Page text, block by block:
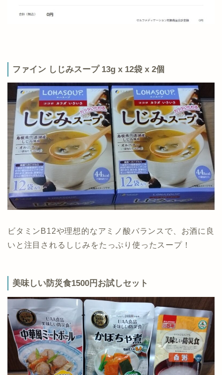
ファイン しじみスープ 13g x 12袋 x 2個
ビタミンB12や理想的なアミノ酸バランスで、お酒に良
いと注目されるしじみをたっぷり使ったスープ！
美味しい防災食1500円お試しセット